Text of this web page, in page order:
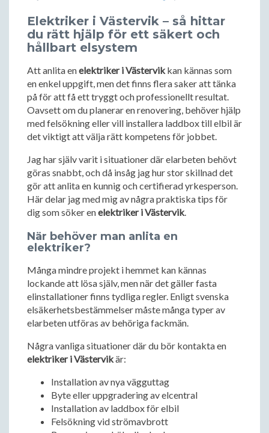
Elektriker i Västervik – så hittar
du rätt hjälp för ett säkert och
hållbart elsystem
Att anlita enelektriker i Västervikkan kännas som
en enkel uppgift, men det finns flera saker att tänka
på för att få ett tryggt och professionellt resultat.
Oavsett om du planerar en renovering, behöver hjälp
med felsökning eller vill installera laddbox till elbil är
det viktigt att välja rätt kompetens för jobbet.
Jag har själv varit i situationer där elarbeten behövt
göras snabbt, och då insåg jag hur stor skillnad det
gör att anlita en kunnig och certifierad yrkesperson.
Här delar jag med mig av några praktiska tips för
dig som söker enelektriker i Västervik.
När behöver man anlita en
elektriker?
Många mindre projekt i hemmet kan kännas
lockande att lösa själv, men när det gäller fasta
elinstallationer finns tydliga regler. Enligt svenska
elsäkerhetsbestämmelser måste många typer av
elarbeten utföras av behöriga fackmän.
Några vanliga situationer där du bör kontakta en
elektriker i Västervikär:
Installation av nya vägguttag
Byte eller uppgradering av elcentral
Installation av laddbox för elbil
Felsökning vid strömavbrott